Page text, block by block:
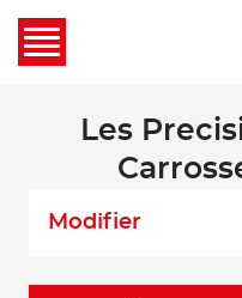
Les
Modifier